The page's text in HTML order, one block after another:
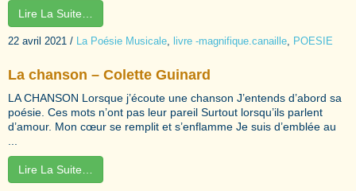
Lire La Suite…
22 avril 2021 / La Poésie Musicale livre -magnifique.canaille POESIE
La chanson – Colette Guinard
LA CHANSON Lorsque j’écoute une chanson J’entends d’abord sa
poésie. Ces mots n’ont pas leur pareil Surtout lorsqu’ils parlent
d’amour. Mon cœur se remplit et s’enflamme Je suis d’emblée au
Lire La Suite…